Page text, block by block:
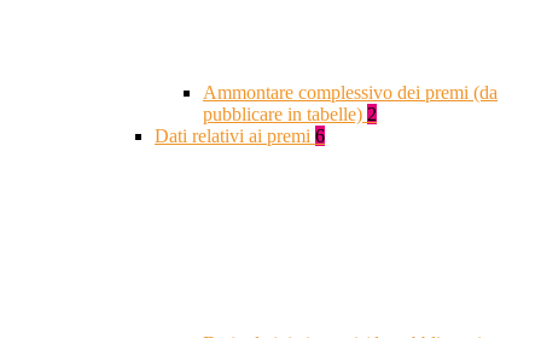
Ammontare complessivo dei premi (da
pubblicare in tabelle) 2
Dati relativi ai premi 6